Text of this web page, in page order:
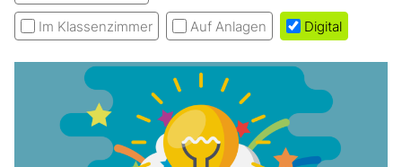
Im Klassenzimmer Auf Anlagen Digital